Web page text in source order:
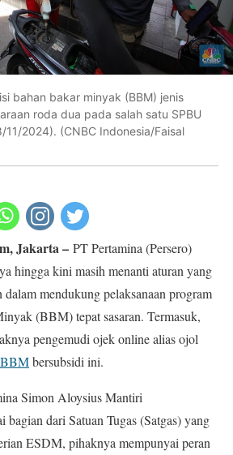
bahan bakar minyak (BBM) jenis
roda dua pada salah satu SPBU
11/2024). (CNBC Indonesia/Faisal
Jakarta – PT Pertamina (Persero)
hingga kini masih menanti aturan yang
mendukung pelaksanaan program
(BBM) tepat sasaran. Termasuk,
pengemudi ojek online alias ojol
BBMbersubsidi ini.
Simon Aloysius Mantiri
bagian dari Satuan Tugas (Satgas) yang
ESDM, pihaknya mempunyai peran